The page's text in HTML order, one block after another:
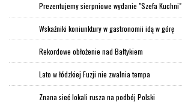
Prezentujemy sierpniowe wydanie "Szefa Kuchni"
Wskaźniki koniunktury w gastronomii idą w górę
Rekordowe obłożenie nad Bałtykiem
Lato w łódzkiej Fuzji nie zwalnia tempa
Znana sieć lokali rusza na podbój Polski